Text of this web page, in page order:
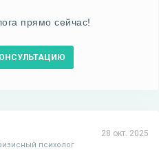
прямо сейчас!
28 окт. 2025
психолог